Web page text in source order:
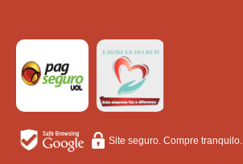
Site seguro. Compre tranquilo.